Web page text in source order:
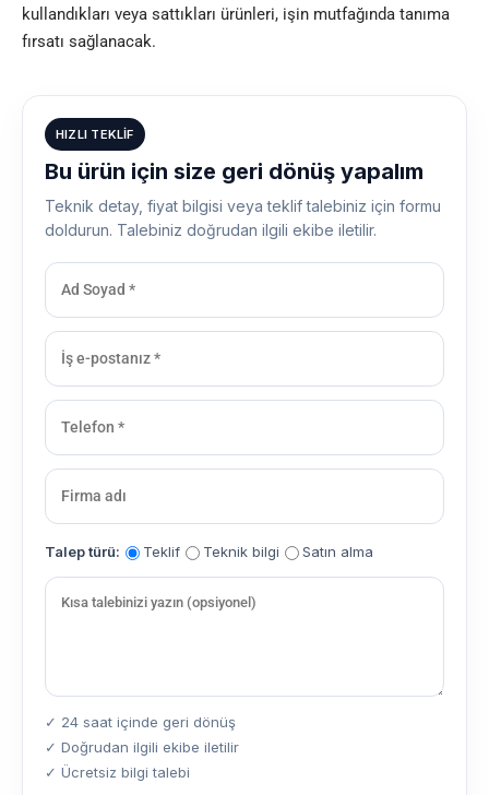
kullandıkları veya sattıkları ürünleri, işin mutfağında tanıma
fırsatı sağlanacak.
HIZLI TEKLIF
Bu ürün için size geri dönüş yapalım
Teknik detay, fiyat bilgisi veya teklif talebiniz için formu
doldurun. Talebiniz doğrudan ilgili ekibe iletilir.
Talep türü: Teklif Teknik bilgi Satın alma
✓ 24 saat içinde geri dönüş
✓ Doğrudan ilgili ekibe iletilir
✓ Ücretsiz bilgi talebi